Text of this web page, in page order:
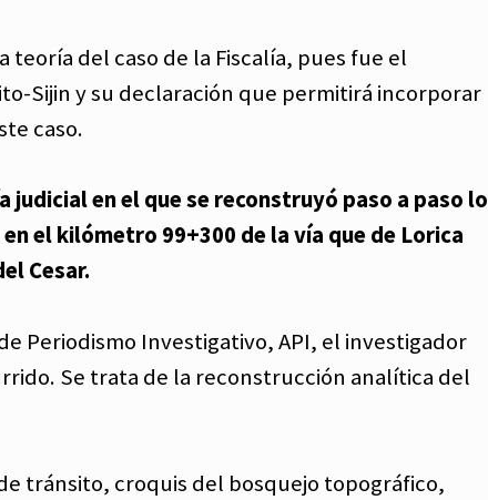
del caso de la Fiscalía, pues fue el
Sijin y su declaración que permitirá incorporar
caso.
en el que se reconstruyó paso a paso lo
el kilómetro 99+300 de la vía que de Lorica
Cesar.
Periodismo Investigativo, API, el investigador
Se trata de la reconstrucción analítica del
tránsito, croquis del bosquejo topográfico,